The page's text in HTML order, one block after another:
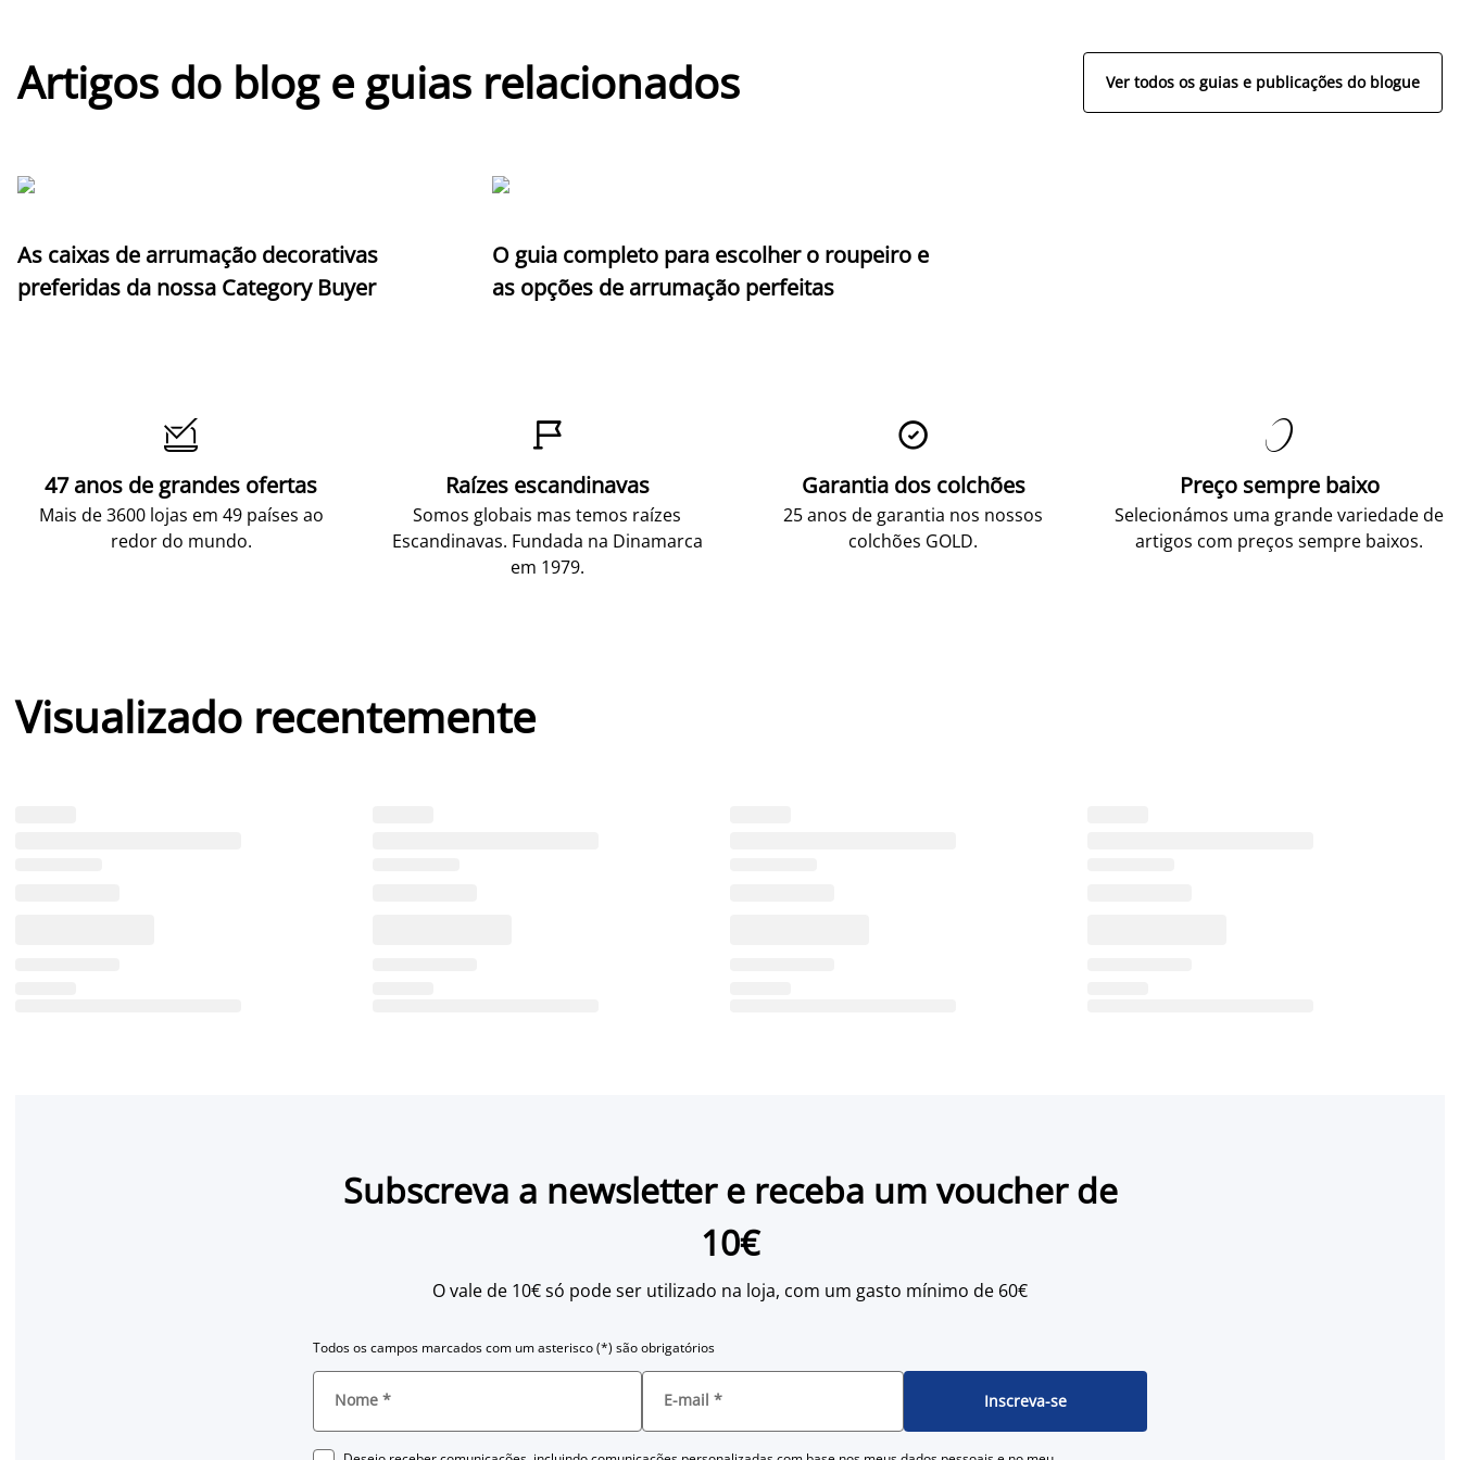
Artigos do blog e guias relacionados Ver todos os guias e publicações do blogue
As caixas de arrumação decorativas
preferidas da nossa Category Buyer
O guia completo para escolher o roupeiro e
as opções de arrumação perfeitas

47 anos de grandes ofertas
Mais de 3600 lojas em 49 países ao
redor do mundo.

Raízes escandinavas
Somos globais mas temos raízes
Escandinavas. Fundada na Dinamarca
em 1979.

Garantia dos colchões
25 anos de garantia nos nossos
colchões GOLD.

Preço sempre baixo
Selecionámos uma grande variedade de
artigos com preços sempre baixos.
Visualizado recentemente
Subscreva a newsletter e receba um voucher de
10€
O vale de 10€ só pode ser utilizado na loja, com um gasto mínimo de 60€
Todos os campos marcados com um asterisco (*) são obrigatórios
Nome * E-mail * Inscreva-se